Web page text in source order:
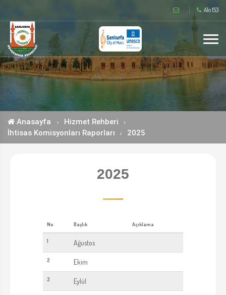
Alo 153
Anasayfa
Hizmet Rehberi
İhtisas Komisyonları Raporları
2025
2025
No Başlık Açıklama
1 Ağustos
2 Ekim
3 Eylül